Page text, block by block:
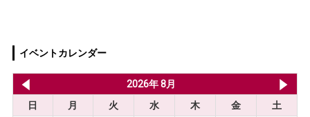
イベントカレンダー
2026年 8月
日
月 火 水 木 金
土